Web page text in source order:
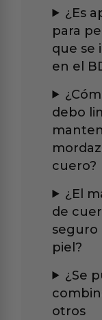
¿Es
para
que se
en el
debo
cuero?
¿El
de
seguro
piel?
¿Se
otros